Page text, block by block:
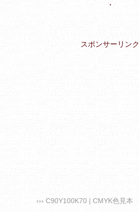
・
スポンサーリンク
››› C90Y100K70 | CMYK色見本